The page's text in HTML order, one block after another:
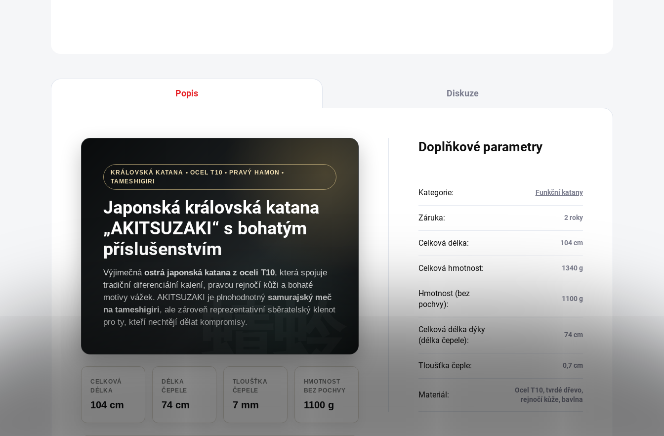
Popis Diskuze
KRÁLOVSKÁ KATANA • OCEL T10 • PRAVÝ HAMON •
TAMESHIGIRI
Japonská královská katana
„AKITSUZAKI“ s bohatým
příslušenstvím
Výjimečná ostrá japonská katana z oceli T10, která spojuje
tradiční diferenciální kalení, pravou rejnočí kůži a bohaté
motivy vážek. AKITSUZAKI je plnohodnotný samurajský meč
na tameshigiri, ale zároveň reprezentativní sběratelský klenot
pro ty, kteří nechtějí dělat kompromisy.
CELKOVÁ
DÉLKA
104 cm
DÉLKA
ČEPELE
74 cm
TLOUŠŤKA
ČEPELE
7 mm
HMOTNOST
BEZ POCHVY
1100 g
Doplňkové parametry
Kategorie: Funkční katany
Záruka: 2 roky
Celková délka: 104 cm
Celková hmotnost: 1340 g
Hmotnost (bez
pochvy):
1100 g
Celková délka dýky
(délka čepele):
74 cm
Tloušťka čeple: 0,7 cm
Materiál:
Ocel T10, tvrdé dřevo,
rejnočí kůže, bavlna